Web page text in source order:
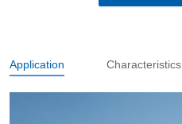
Application Characteristics